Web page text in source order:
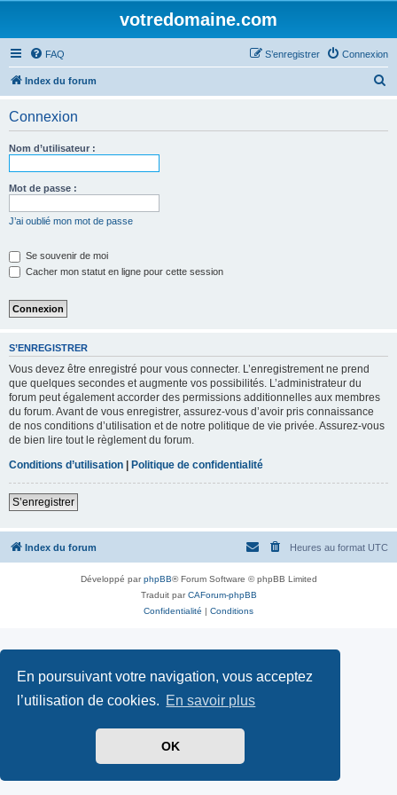
En poursuivant votre navigation, vous acceptez
l’utilisation de cookies. En savoir plus
OK
votredomaine.com
FAQ Connexion
S’enregistrer
Index du forum
Connexion
Nom d’utilisateur :
Mot de passe :
J’ai oublié mon mot de passe
Se souvenir de moi
Cacher mon statut en ligne pour cette session
S’ENREGISTRER
Vous devez être enregistré pour vous connecter. L’enregistrement ne prend
que quelques secondes et augmente vos possibilités. L’administrateur du
forum peut également accorder des permissions additionnelles aux membres
du forum. Avant de vous enregistrer, assurez-vous d’avoir pris connaissance
de nos conditions d’utilisation et de notre politique de vie privée. Assurez-vous
de bien lire tout le règlement du forum.
Conditions d’utilisation | Politique de confidentialité
S’enregistrer
Index du forum Heures au format UTC
Développé parphpBB® Forum Software © phpBB Limited
Traduit parCAForum-phpBB
Confidentialité | Conditions